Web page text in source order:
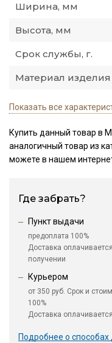
Ширина, мм
Высота, мм
Срок службы, г.
Материал изделия
Показать все
Купить данный товар в
аналогичный товар из
можете в нашем
Где забрать?
Пункт выдачи
предоплата 100%
Доставка
получении
Курьером
от 350 руб. Срок и
100%
Доставка
Подробнее о